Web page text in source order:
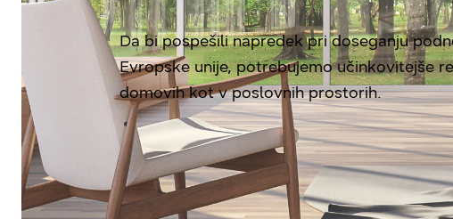
Da bi pospešili napredek pri doseganju
Evropske unije, potrebujemo učinkovitejše
domovih kot v poslovnih prostorih.